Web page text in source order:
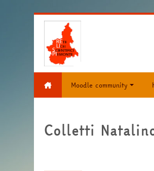
Vai al contenuto principale
Moodle community
Colletti